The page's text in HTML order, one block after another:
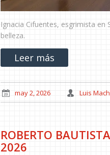
Ignacia Cifuentes, esgrimista en
belleza.
Leer más
may 2, 2026 Luis
ROBERTO
2026